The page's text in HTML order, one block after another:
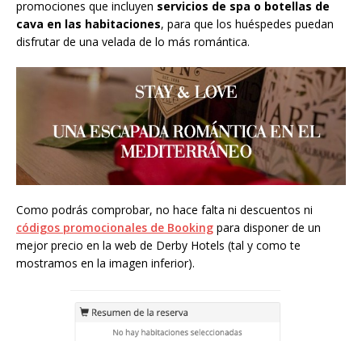
promociones que incluyen servicios de spa o botellas de
cava en las habitaciones, para que los huéspedes puedan
disfrutar de una velada de lo más romántica.
Como podrás comprobar, no hace falta ni descuentos ni
códigos promocionales de Booking para disponer de un
mejor precio en la web de Derby Hotels (tal y como te
mostramos en la imagen inferior).